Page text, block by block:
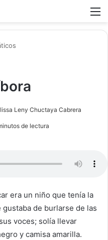
Switch skin
Leny Chuctaya Cabrera
de lectura
era un niño que tenía la
de burlarse de las
voces; solía llevar
y camisa amarilla.